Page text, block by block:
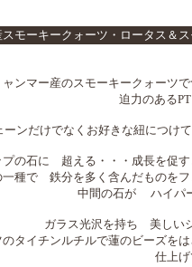
モーキークォーツ・ロータス＆
ャンマー産のスモーキークォーツ
迫力のある
ーンだけでなくお好きな紐につけ
プの石に 超える・・・成長を促
一種で 鉄分を多く含んだものを
中間の石が ハイパ
ガラス光沢を持ち 美しい
のタイチンルチルで蓮のビーズ
仕上げ